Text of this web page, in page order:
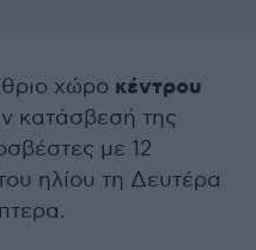
χώρο κέντρου
κατάσβεσή της
με 12
ηλίου τη Δευτέρα